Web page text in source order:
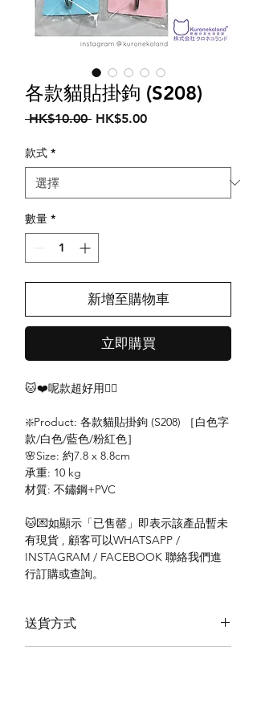
各款貓貼掛鉤 (S208)
HK$10.00 一
格
HK$5.00促
格
款式 *
數量 *
新增至購物車
立即購買
🐱❤️呢款超好用👍🏻
❇️Product: 各款貓貼掛鉤 (S208) ［白色字
款/白色/藍色/粉紅色］
🌸Size: 約7.8 x 8.8cm
承重: 10 kg
材質: 不鏽鋼+PVC
🐱💌如顯示「已售罄」即表示該產品暫未
有現貨 , 顧客可以WHATSAPP /
INSTAGRAM / FACEBOOK 聯絡我們進
行訂購或查詢。
送貨方式